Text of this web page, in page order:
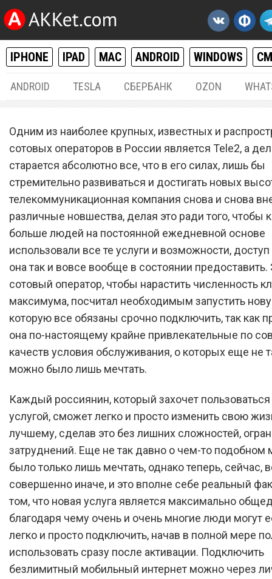
IPHONE IPAD MAC ANDROID WINDOWS
ANDROID TESLA СБЕРБАНК OZON
Сотовый оператор Tele2
запустил услугу, которую
обязаны срочно
Одним из наиболее крупных, известных и
сотовых операторов в России является Tele2, а
старается абсолютно все, что в его силах, лишь бы
стремительно развиваться и достигать новых
телекоммуникационная компания снова и снова
различные новшества, делая это ради того, чтобы
больше людей на постоянной ежедневной основе
использовали все те услуги и возможности,
она так и вовсе вообще в состоянии предоставить.
сотовый оператор, чтобы нарастить численность
максимума, посчитал необходимым запустить
которую все обязаны срочно подключить, так как
она по-настоящему крайне привлекательные по
качеств условия обслуживания, о которых еще не
можно было лишь мечтать.
Каждый россиянин, который захочет
услугой, сможет легко и просто изменить свою
лучшему, сделав это без лишних сложностей,
затруднений. Еще не так давно о чем-то подобном
было только лишь мечтать, однако теперь, сейчас,
совершенно иначе, и это вполне себе реальный
том, что новая услуга является максимально
благодаря чему очень и очень многие люди могут
легко и просто подключить, начав в полной мере
использовать сразу после активации. Подключить
безлимитный мобильный интернет можно через